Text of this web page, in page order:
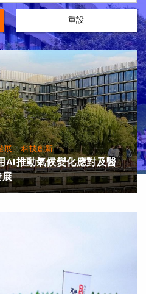
重設
展·科技創新
AI推動氣候變化應對及醫
展